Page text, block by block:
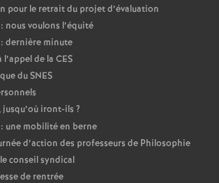
pour le retrait du projet d’évaluation
nous voulons l’équité
dernière minute
de la CES
du SNES
jusqu’où iront-ils ?
une mobilité en berne
d’action des professeurs de Philosophie
conseil syndical
de rentrée